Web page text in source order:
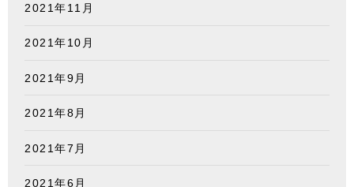
2021年11月
2021年10月
2021年9月
2021年8月
2021年7月
2021年6月